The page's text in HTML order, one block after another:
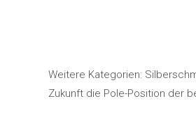
Weitere Kategorien:
Zukunft die Pole-Position der